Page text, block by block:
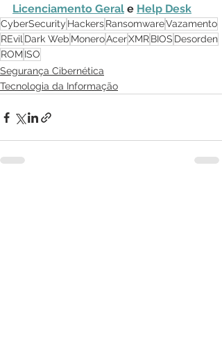
Licenciamento Geral e Help Desk
CyberSecurity HackersRansomwareVazamento
REvilDark Web MoneroAcerXMRBIOS Desorden
ROM ISO
Segurança Cibernética
Tecnologia da Informação